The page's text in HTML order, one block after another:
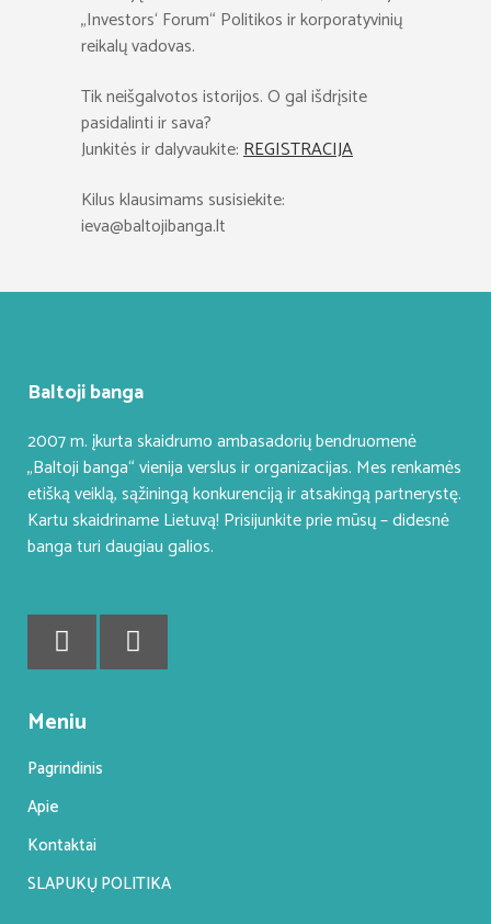
„Investors‘ Forum“ Politikos ir korporatyvinių
reikalų vadovas.
Tik neišgalvotos istorijos. O gal išdrįsite
pasidalinti ir sava?
Junkitės ir dalyvaukite:REGISTRACIJA
Kilus klausimams susisiekite:
ieva@baltojibanga.lt
Baltoji banga
2007 m. įkurta skaidrumo ambasadorių bendruomenė
„Baltoji banga“ vienija verslus ir organizacijas. Mes renkamės
etišką veiklą, sąžiningą konkurenciją ir atsakingą partnerystę.
Kartu skaidriname Lietuvą! Prisijunkite prie mūsų – didesnė
banga turi daugiau galios.
Meniu
Pagrindinis
Apie
Kontaktai
SLAPUKŲ POLITIKA